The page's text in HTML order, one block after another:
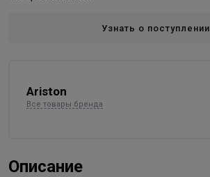
Узнать о поступлении
Ariston
Все товары бренда
Описание